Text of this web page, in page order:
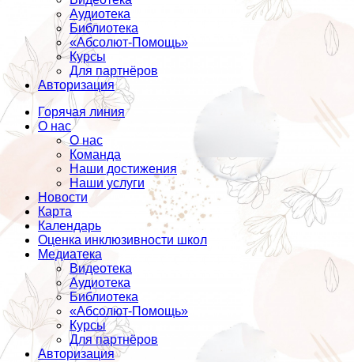
Аудиотека
Библиотека
«Абсолют-Помощь»
Курсы
Для партнёров
Авторизация
Горячая линия
О нас
О нас
Команда
Наши достижения
Наши услуги
Новости
Карта
Календарь
Оценка инклюзивности школ
Медиатека
Видеотека
Аудиотека
Библиотека
«Абсолют-Помощь»
Курсы
Для партнёров
Авторизация